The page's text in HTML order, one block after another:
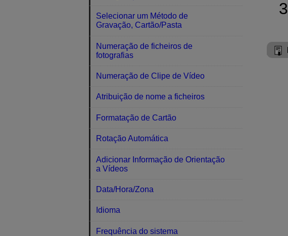
Selecionar um Método de
Gravação, Cartão/Pasta
Numeração de ficheiros de
fotografias
Numeração de Clipe de Vídeo
Atribuição de nome a ficheiros
Formatação de Cartão
Rotação Automática
Adicionar Informação de Orientação
a Vídeos
Data/Hora/Zona
Idioma
Frequência do sistema